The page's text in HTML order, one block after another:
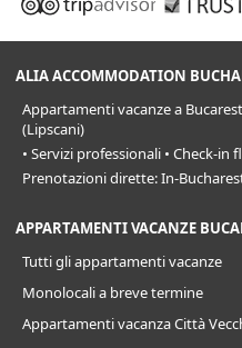
ALIA ACCOMMODATION
Appartamenti vacanze a
(Lipscani)
• Servizi professionali • Check-in
Prenotazioni dirette: In-
APPARTAMENTI VACANZE
Tutti gli appartamenti vacanze
Monolocali a breve termine
Appartamenti vacanza Città